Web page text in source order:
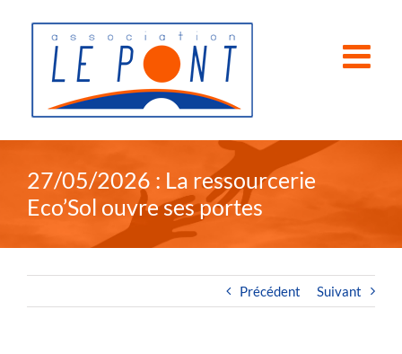
27/05/2026 : La ressourcerie
Eco’Sol ouvre ses portes
Précédent Suivant